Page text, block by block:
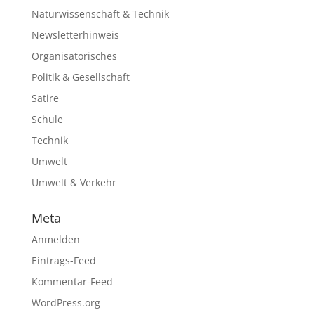
Naturwissenschaft & Technik
Newsletterhinweis
Organisatorisches
Politik & Gesellschaft
Satire
Schule
Technik
Umwelt
Umwelt & Verkehr
Meta
Anmelden
Eintrags-Feed
Kommentar-Feed
WordPress.org